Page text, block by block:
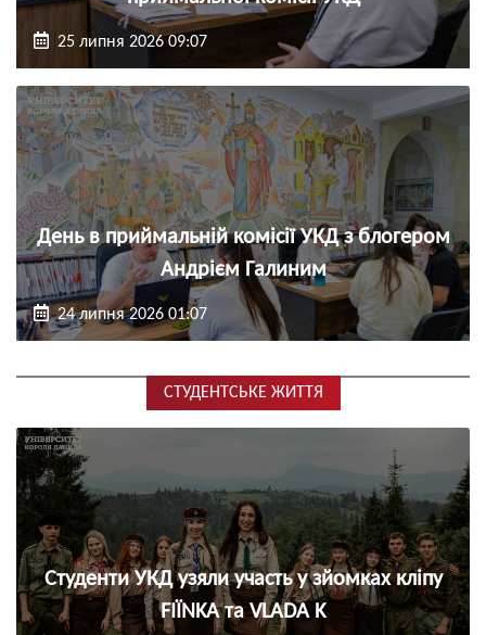
25 липня 2026 09:07
День в приймальній комісії УКД з блогером
Андрієм Галиним
24 липня 2026 01:07
СТУДЕНТСЬКЕ ЖИТТЯ
Студенти УКД узяли участь у зйомках кліпу
FIЇNKA та VLADA K